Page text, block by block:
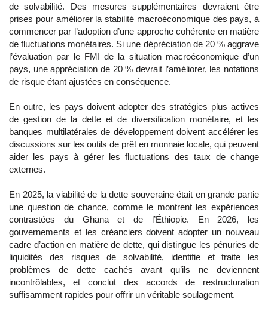
de solvabilité. Des mesures supplémentaires devraient être
prises pour améliorer la stabilité macroéconomique des pays, à
commencer par l’adoption d’une approche cohérente en matière
de fluctuations monétaires. Si une dépréciation de 20 % aggrave
l’évaluation par le FMI de la situation macroéconomique d’un
pays, une appréciation de 20 % devrait l’améliorer, les notations
de risque étant ajustées en conséquence.
En outre, les pays doivent adopter des stratégies plus actives
de gestion de la dette et de diversification monétaire, et les
banques multilatérales de développement doivent accélérer les
discussions sur les outils de prêt en monnaie locale, qui peuvent
aider les pays à gérer les fluctuations des taux de change
externes.
En 2025, la viabilité de la dette souveraine était en grande partie
une question de chance, comme le montrent les expériences
contrastées du Ghana et de l’Éthiopie. En 2026, les
gouvernements et les créanciers doivent adopter un nouveau
cadre d’action en matière de dette, qui distingue les pénuries de
liquidités des risques de solvabilité, identifie et traite les
problèmes de dette cachés avant qu’ils ne deviennent
incontrôlables, et conclut des accords de restructuration
suffisamment rapides pour offrir un véritable soulagement.